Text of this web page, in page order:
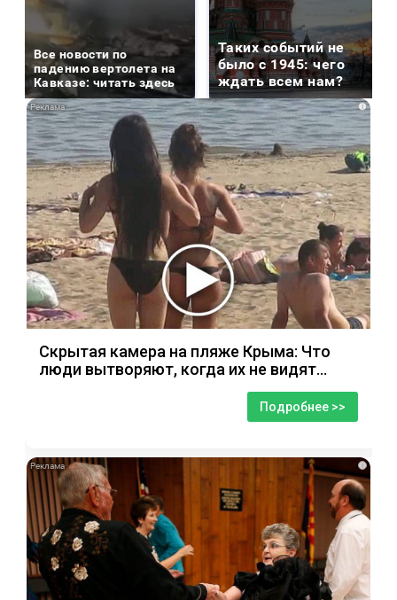
Все новости по
падению вертолета на
Кавказе: читать здесь
Таких событий не
было с 1945: чего
ждать всем нам?
i
Скрытая камера на пляже Крыма: Что
люди вытворяют, когда их не видят...
Подробнее >>
i